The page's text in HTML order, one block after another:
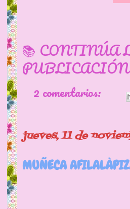
📚 CONTINÚA
2 comentarios:
jueves, 11 de
MUÑECA